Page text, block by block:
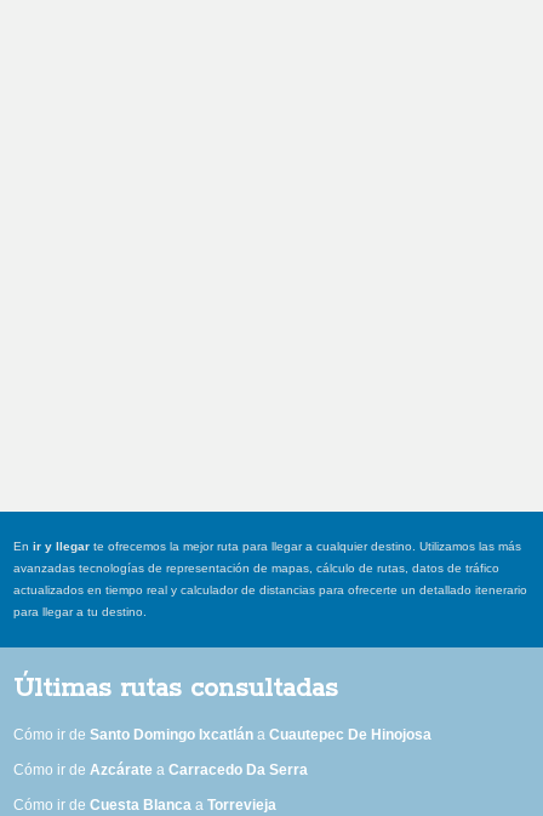
Enir y llegar te ofrecemos la mejor ruta para llegar a cualquier destino. Utilizamos las más
avanzadas tecnologías de representación de mapas, cálculo de rutas, datos de tráfico
actualizados en tiempo real y calculador de distancias para ofrecerte un detallado itenerario
para llegar a tu destino.
Últimas rutas consultadas
Cómo ir deSanto Domingo Ixcatlán aCuautepec De Hinojosa
Cómo ir deAzcárate aCarracedo Da Serra
Cómo ir deCuesta Blanca aTorrevieja